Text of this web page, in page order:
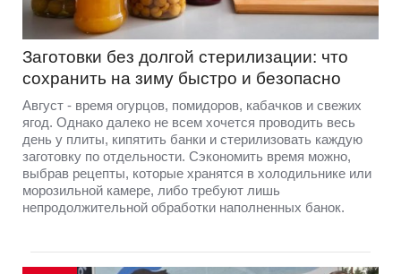
Заготовки без долгой стерилизации: что
сохранить на зиму быстро и безопасно
Август - время огурцов, помидоров, кабачков и свежих
ягод. Однако далеко не всем хочется проводить весь
день у плиты, кипятить банки и стерилизовать каждую
заготовку по отдельности. Сэкономить время можно,
выбрав рецепты, которые хранятся в холодильнике или
морозильной камере, либо требуют лишь
непродолжительной обработки наполненных банок.